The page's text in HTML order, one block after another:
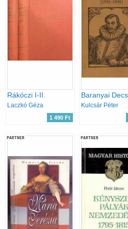
Rákóczi I-II.
Laczkó Géza
1 490 Ft
Kulcsár Péter
PARTNER PARTNER